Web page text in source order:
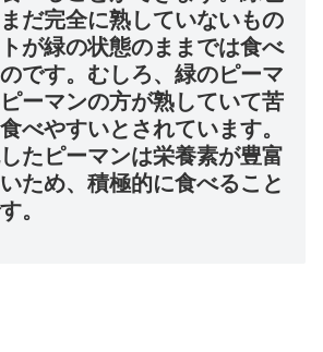
だ完全に熟していないもの
が緑の状態のままでは食べ
です。むしろ、緑のピーマ
ーマンの方が熟していて苦
べやすいとされています。
たピーマンは栄養素が豊富
ため、積極的に食べること
。